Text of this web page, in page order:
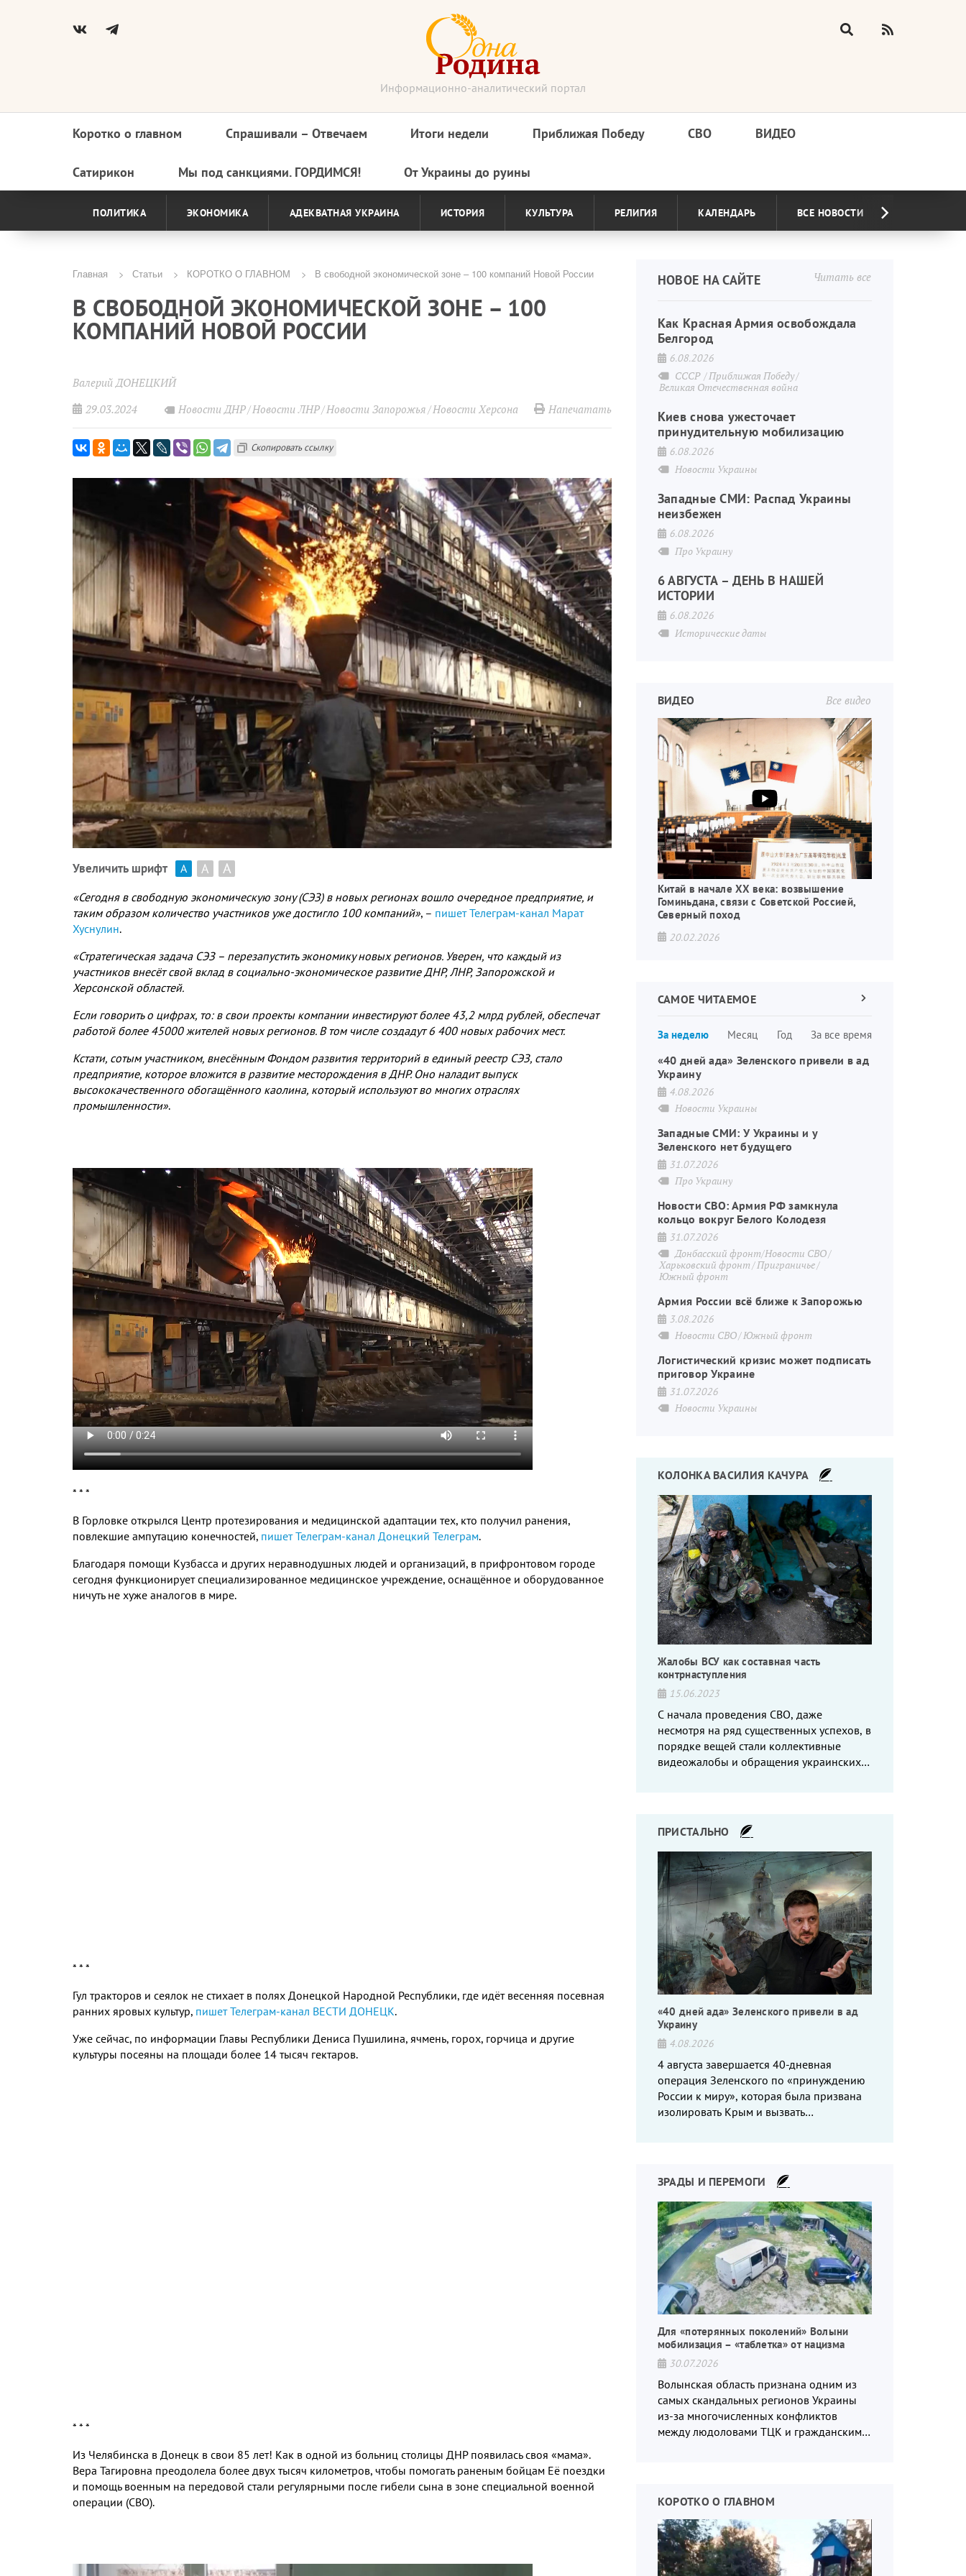
Информационно-аналитический портал
Основная
навигация
Коротко о главном Спрашивали – Отвечаем Итоги недели Приближая Победу СВО ВИДЕО
Сатирикон Мы под санкциями. ГОРДИМСЯ! От Украины до руины
ПОЛИТИКА ЭКОНОМИКА АДЕКВАТНАЯ УКРАИНА ИСТОРИЯ КУЛЬТУРА РЕЛИГИЯ КАЛЕНДАРЬ ВСЕ НОВОСТИ
Строка
навигации
Главная Статьи КОРОТКО О ГЛАВНОМ В свободной экономической зоне – 100 компаний Новой России
В СВОБОДНОЙ ЭКОНОМИЧЕСКОЙ ЗОНЕ – 100
КОМПАНИЙ НОВОЙ РОССИИ
Валерий ДОНЕЦКИЙ
29.03.2024
Новости ДНР Новости ЛНР Новости Запорожья Новости Херсона Напечатать
Скопировать ссылку
Увеличить шрифт А А А
«Сегодня в свободную экономическую зону (СЭЗ) в новых регионах вошло очередное предприятие, и
таким образом количество участников уже достигло 100 компаний», – пишет Телеграм-канал Марат
Хуснулин.
«Стратегическая задача СЭЗ – перезапустить экономику новых регионов. Уверен, что каждый из
участников внесёт свой вклад в социально-экономическое развитие ДНР, ЛНР, Запорожской и
Херсонской областей.
Если говорить о цифрах, то: в свои проекты компании инвестируют более 43,2 млрд рублей, обеспечат
работой более 45000 жителей новых регионов. В том числе создадут 6 400 новых рабочих мест.
Кстати, сотым участником, внесённым Фондом развития территорий в единый реестр СЭЗ, стало
предприятие, которое вложится в развитие месторождения в ДНР. Оно наладит выпуск
высококачественного обогащённого каолина, который используют во многих отраслях
промышленности».
* * *
В Горловке открылся Центр протезирования и медицинской адаптации тех, кто получил ранения,
повлекшие ампутацию конечностей, пишет Телеграм-канал Донецкий Телеграм.
Благодаря помощи Кузбасса и других неравнодушных людей и организаций, в прифронтовом городе
сегодня функционирует специализированное медицинское учреждение, оснащённое и оборудованное
ничуть не хуже аналогов в мире.
* * *
Гул тракторов и сеялок не стихает в полях Донецкой Народной Республики, где идёт весенняя посевная
ранних яровых культур, пишет Телеграм-канал ВЕСТИ ДОНЕЦК.
Уже сейчас, по информации Главы Республики Дениса Пушилина, ячмень, горох, горчица и другие
культуры посеяны на площади более 14 тысяч гектаров.
* * *
Из Челябинска в Донецк в свои 85 лет! Как в одной из больниц столицы ДНР появилась своя «мама».
Вера Тагировна преодолела более двух тысяч километров, чтобы помогать раненым бойцам Её поездки
и помощь военным на передовой стали регулярными после гибели сына в зоне специальной военной
операции (СВО).
Читать все
НОВОЕ НА САЙТЕ
Как Красная Армия освобождала
Белгород
6.08.2026
СССР Приближая Победу
Великая Отечественная война
Киев снова ужесточает
принудительную мобилизацию
6.08.2026
Новости Украины
Западные СМИ: Распад Украины
неизбежен
6.08.2026
Про Украину
6 АВГУСТА – ДЕНЬ В НАШЕЙ
ИСТОРИИ
6.08.2026
Исторические даты
Все видео
ВИДЕО
Китай в начале XX века: возвышение
Гоминьдана, связи с Советской Россией,
Северный поход
20.02.2026
САМОЕ ЧИТАЕМОЕ
За неделю Месяц Год За все времястраниц
Следующая
«40 дней ада» Зеленского привели в ад
Украину
4.08.2026
Новости Украины
Западные СМИ: У Украины и у
Зеленского нет будущего
31.07.2026
Про Украину
Новости СВО: Армия РФ замкнула
кольцо вокруг Белого Колодезя
31.07.2026
Донбасский фронт/Новости СВО
Харьковский фронт Приграничье
Южный фронт
Армия России всё ближе к Запорожью
3.08.2026
Новости СВО Южный фронт
Логистический кризис может подписать
приговор Украине
31.07.2026
Новости Украины
КОЛОНКА ВАСИЛИЯ КАЧУРА
Жалобы ВСУ как составная часть
контрнаступления
15.06.2023
С начала проведения СВО, даже
несмотря на ряд существенных успехов, в
порядке вещей стали коллективные
видеожалобы и обращения украинских
ПРИСТАЛЬНО
«40 дней ада» Зеленского привели в ад
Украину
4.08.2026
4 августа завершается 40-дневная
операция Зеленского по «принуждению
России к миру», которая была призвана
изолировать Крым и вызвать
ЗРАДЫ И ПЕРЕМОГИ
Для «потерянных поколений» Волыни
мобилизация – «таблетка» от нацизма
30.07.2026
Волынская область признана одним из
самых скандальных регионов Украины
из-за многочисленных конфликтов
между людоловами ТЦК и гражданским
КОРОТКО О ГЛАВНОМ